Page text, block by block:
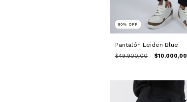
80% OFF
Pantalón Leiden Blue
$49.900,00 $10.000,00